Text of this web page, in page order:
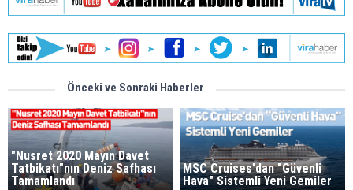
Önceki ve Sonraki Haberler
"Nusret 2020 Mayın Davet
Tatbikatı"nın Deniz Safhası
Tamamlandı
MSC Cruises'dan "Güvenli
Hava" Sistemli Yeni Gemiler